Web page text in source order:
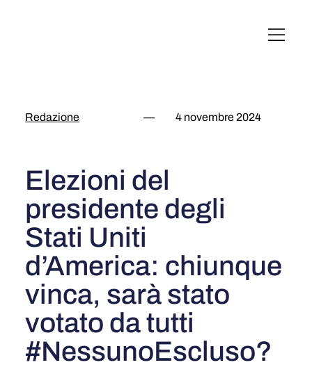
Redazione — 4 novembre 2024
Elezioni del
presidente degli
Stati Uniti
d’America: chiunque
vinca, sarà stato
votato da tutti
#NessunoEscluso?